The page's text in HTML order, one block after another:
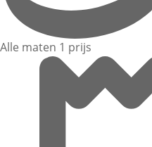
Alle maten 1 prijs